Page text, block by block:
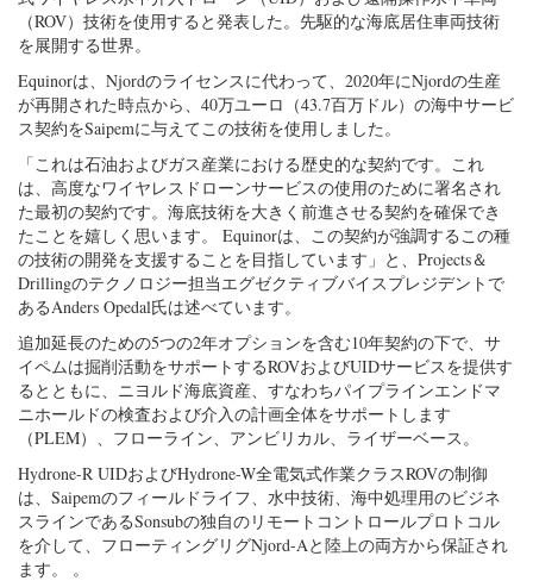
（ROV）技術を使用すると発表した。先駆的な海底居住車両技術
を展開する世界。
Equinorは、Njordのライセンスに代わって、2020年にNjordの生産
が再開された時点から、40万ユーロ（43.7百万ドル）の海中サービ
ス契約をSaipemに与えてこの技術を使用しました。
「これは石油およびガス産業における歴史的な契約です。これ
は、高度なワイヤレスドローンサービスの使用のために署名され
た最初の契約です。海底技術を大きく前進させる契約を確保でき
たことを嬉しく思います。 Equinorは、この契約が強調するこの種
の技術の開発を支援することを目指しています」と、Projects＆
Drillingのテクノロジー担当エグゼクティブバイスプレジデントで
あるAnders Opedal氏は述べています。
追加延長のための5つの2年オプションを含む10年契約の下で、サ
イペムは掘削活動をサポートするROVおよびUIDサービスを提供す
るとともに、ニヨルド海底資産、すなわちパイプラインエンドマ
ニホールドの検査および介入の計画全体をサポートします
（PLEM）、フローライン、アンビリカル、ライザーベース。
Hydrone-R UIDおよびHydrone-W全電気式作業クラスROVの制御
は、Saipemのフィールドライフ、水中技術、海中処理用のビジネ
スラインであるSonsubの独自のリモートコントロールプロトコル
を介して、フローティングリグNjord-Aと陸上の両方から保証され
ます。 。